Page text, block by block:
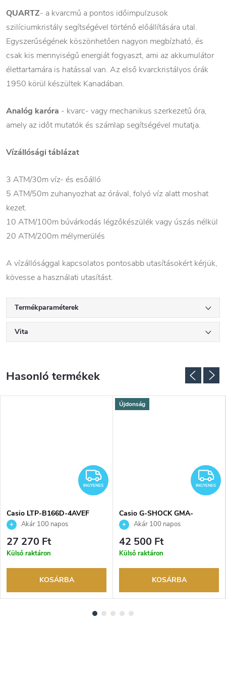
QUARTZ- a kvarcmű a pontos időimpulzusok
szilíciumkristály segítségével történő előállítására utal.
Egyszerűségének köszönhetően nagyon megbízható, és
csak kis mennyiségű energiát fogyaszt, ami az akkumulátor
élettartamára is hatással van. Az első kvarckristályos órák
1950 körül készültek Kanadában.
Analóg karóra - kvarc- vagy mechanikus szerkezetű óra,
amely az időt mutatók és számlap segítségével mutatja.
Vízállósági táblázat
3 ATM/30m víz- és esőálló
5 ATM/50m zuhanyozhat az órával, folyó víz alatt moshat
kezet.
10 ATM/100m búvárkodás légzőkészülék vagy úszás nélkül
20 ATM/200m mélymerülés
A vízállósággal kapcsolatos pontosabb utasításokért kérjük,
kövesse a használati utasítást.
Termékparaméterek
Vita
INGYENES
INGYENES
Casio LTP-B166D-4AVEF
karóraAkár 100 napos
visszaküldési lehetőség. Hivatalos
márkakereskedő.
27 270 Ft
Külső raktáron
KOSÁRBA
Újdonság
INGYENES
Casio G-SHOCK GMA-
P2100SR-1AER karóra
Akár 100 napos
visszaküldési lehetőség. Hivatalos
márkakereskedő.
42 500 Ft
Külső raktáron
KOSÁRBA